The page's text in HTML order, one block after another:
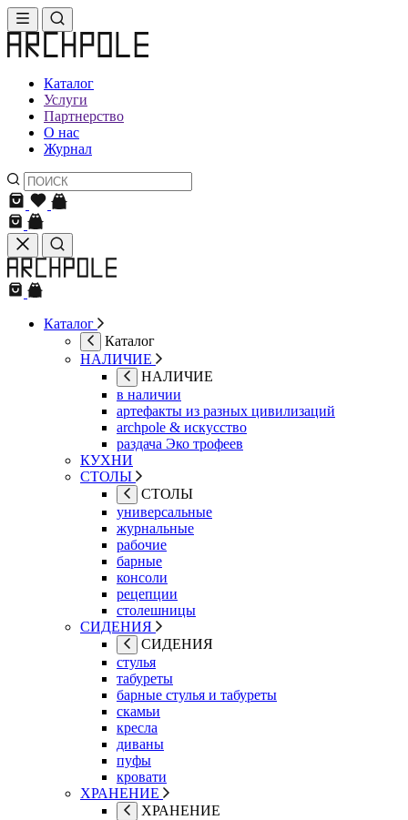
Каталог
Услуги
Партнерство
О нас
Журнал
Каталог
Каталог
НАЛИЧИЕ
НАЛИЧИЕ
в наличии
артефакты из разных цивилизаций
archpole & искусство
раздача Эко трофеев
КУХНИ
СТОЛЫ
СТОЛЫ
универсальные
журнальные
рабочие
барные
консоли
рецепции
столешницы
СИДЕНИЯ
СИДЕНИЯ
стулья
табуреты
барные стулья и табуреты
скамьи
кресла
диваны
пуфы
кровати
ХРАНЕНИЕ
ХРАНЕНИЕ